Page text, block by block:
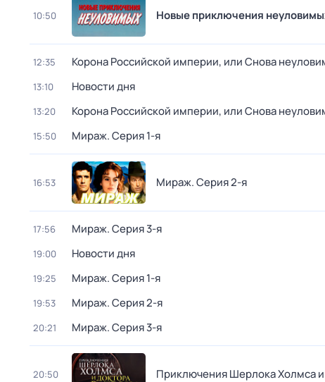
10:50 Новые приключения
12:35 Корона Российской империи, или Снова
13:10 Новости дня
13:20 Корона Российской империи, или Снова
15:50 Мираж. Серия 1-я
16:53 Мираж. Серия 2-я
17:56 Мираж. Серия 3-я
19:00 Новости дня
19:25 Мираж. Серия 1-я
19:53 Мираж. Серия 2-я
20:21 Мираж. Серия 3-я
20:50 Приключения Шерлока Холмса и